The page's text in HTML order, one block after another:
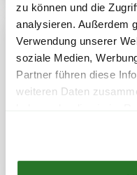
zu können und die
analysieren. Außerdem
Verwendung unserer
soziale Medien,
Partner führen diese
weiteren Daten
VAN
cm,